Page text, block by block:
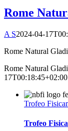
Rome
A S2024-04-
Rome Natural
Rome Natural
17T00:18:45+02:00
Trofeo
Trofeo